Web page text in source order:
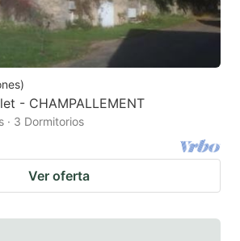
)
- CHAMPALLEMENT
· 3 Dormitorios
Ver oferta